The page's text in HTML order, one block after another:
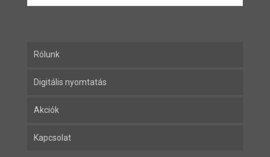
Rólunk
Digitális nyomtatás
Akciók
Kapcsolat